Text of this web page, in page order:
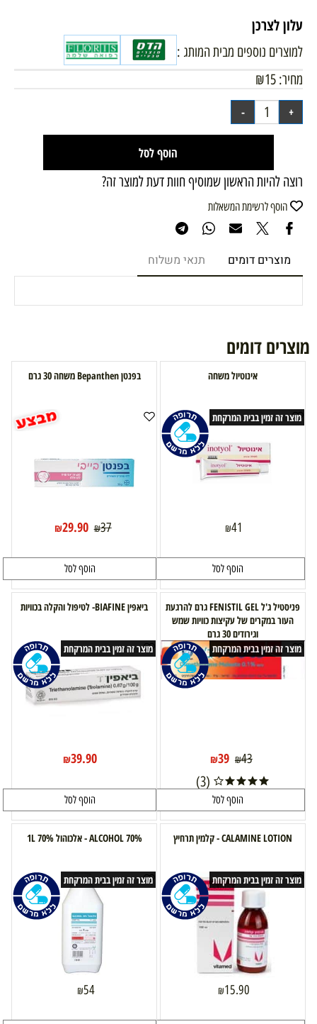
עלון לצרכן
למוצרים נוספים מבית המותג :
מחיר:
₪15
הוסף לסל
רוצה להיות הראשון שמוסיף חוות דעת למוצר זה?
הוסף לרשימת המשאלות
מוצרים דומים תנאי משלוח
מוצרים דומים
אינוטיול משחה
מוצר זה זמין בבית המרקחת
₪41
הוסף לסל
בפנטן Bepanthen משחה 30 גרם
₪37
₪29.90
הוסף לסל
פניסטיל ג'ל FENISTIL GEL גרם להרגעת
העור במקרים של עקיצות כוויות שמש
וגירודים 30 גרם
מוצר זה זמין בבית המרקחת
₪43
₪39
(3)
הוסף לסל
ביאפין BIAFINE- לטיפול והקלה בכוויות
מוצר זה זמין בבית המרקחת
₪39.90
הוסף לסל
CALAMINE LOTION - קלמין תרחיץ
מוצר זה זמין בבית המרקחת
₪15.90
ALCOHOL 70% - אלכוהול 70% 1L
מוצר זה זמין בבית המרקחת
₪54